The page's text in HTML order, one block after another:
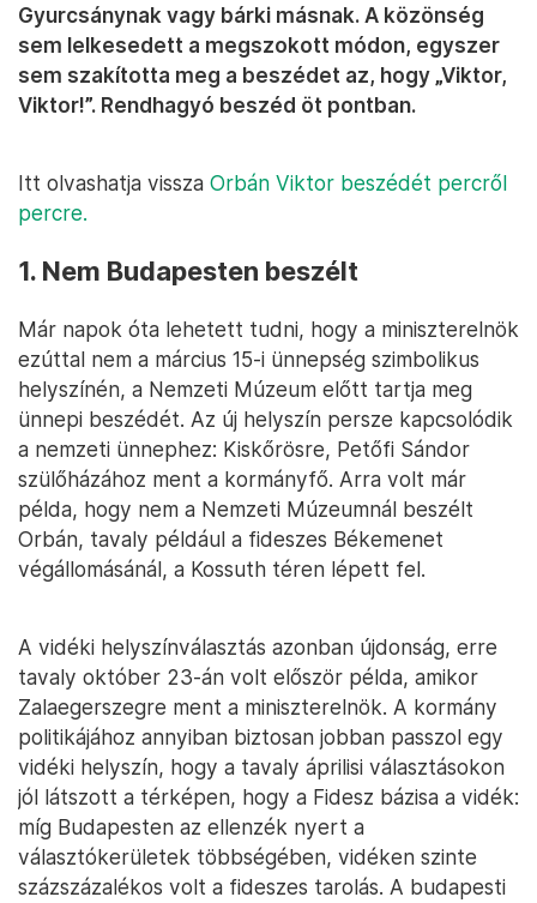
Gyurcsánynak vagy bárki másnak. A közönség
sem lelkesedett a megszokott módon, egyszer
sem szakította meg a beszédet az, hogy „Viktor,
Viktor!”. Rendhagyó beszéd öt pontban.
Itt olvashatja vissza Orbán Viktor beszédét percről
percre.
1. Nem Budapesten beszélt
Már napok óta lehetett tudni, hogy a miniszterelnök
ezúttal nem a március 15-i ünnepség szimbolikus
helyszínén, a Nemzeti Múzeum előtt tartja meg
ünnepi beszédét. Az új helyszín persze kapcsolódik
a nemzeti ünnephez: Kiskőrösre, Petőfi Sándor
szülőházához ment a kormányfő. Arra volt már
példa, hogy nem a Nemzeti Múzeumnál beszélt
Orbán, tavaly például a fideszes Békemenet
végállomásánál, a Kossuth téren lépett fel.
A vidéki helyszínválasztás azonban újdonság, erre
tavaly október 23-án volt először példa, amikor
Zalaegerszegre ment a miniszterelnök. A kormány
politikájához annyiban biztosan jobban passzol egy
vidéki helyszín, hogy a tavaly áprilisi választásokon
jól látszott a térképen, hogy a Fidesz bázisa a vidék:
míg Budapesten az ellenzék nyert a
választókerületek többségében, vidéken szinte
százszázalékos volt a fideszes tarolás. A budapesti